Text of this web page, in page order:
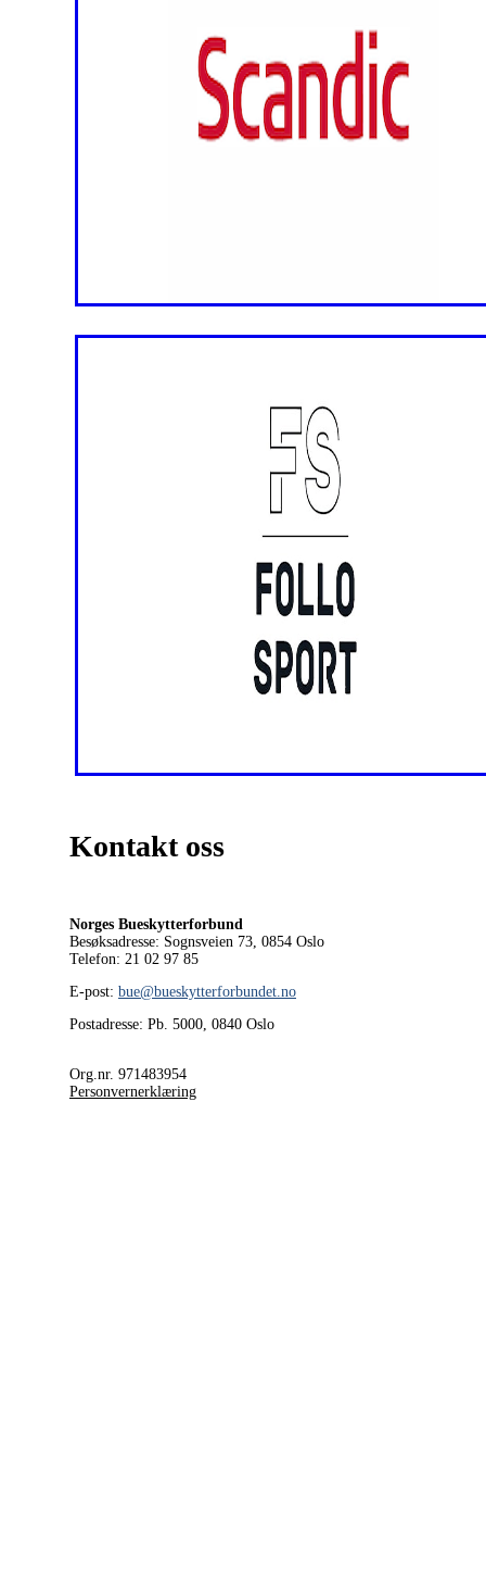
Kontakt oss
Norges Bueskytterforbund
Besøksadresse: Sognsveien 73, 0854 Oslo
Telefon: 21 02 97 85
E-post: bue@bueskytterforbundet.no
Postadresse: Pb. 5000, 0840 Oslo
Org.nr. 971483954
Personvernerklæring